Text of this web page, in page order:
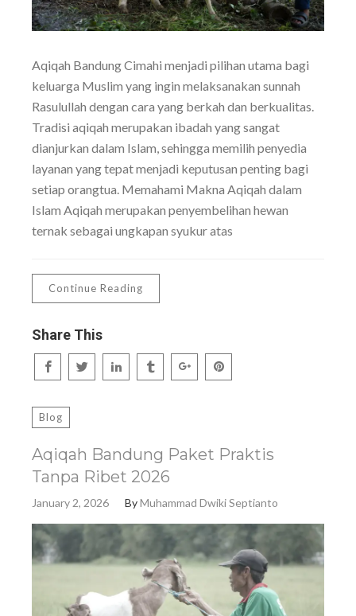
Aqiqah Bandung Cimahi menjadi pilihan utama bagi
keluarga Muslim yang ingin melaksanakan sunnah
Rasulullah dengan cara yang berkah dan berkualitas.
Tradisi aqiqah merupakan ibadah yang sangat
dianjurkan dalam Islam, sehingga memilih penyedia
layanan yang tepat menjadi keputusan penting bagi
setiap orangtua. Memahami Makna Aqiqah dalam
Islam Aqiqah merupakan penyembelihan hewan
ternak sebagai ungkapan syukur atas
Continue Reading
Share This
Blog
Aqiqah Bandung Paket Praktis
Tanpa Ribet 2026
January 2, 2026 ByMuhammad Dwiki Septianto